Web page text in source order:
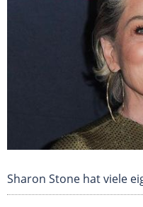
Sharon Stone hat viele